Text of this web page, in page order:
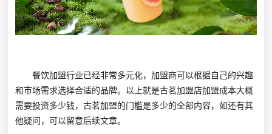
餐饮加盟行业已经非常多元化，加盟商可以根据自己的兴趣
和市场需求选择合适的品牌。以上就是古茗加盟店加盟成本大概
需要投资多少钱，古茗加盟的门槛是多少的全部内容，如还有其
他疑问，可以留意后续文章。